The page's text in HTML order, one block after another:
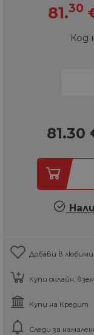
81.30
Код
81.30
Добави в любими
Купи онлайн,
Купи на Кредит
Следи за